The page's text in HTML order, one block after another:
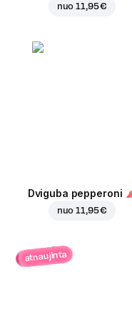
nuo11,95 €
Dviguba pepperoni
nuo11,95 €
atnaujinta